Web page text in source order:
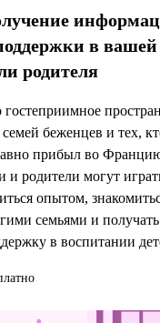
в вашей
родителя
гостеприимное
семей беженцев и тех,
прибыл во
и родители могут
опытом,
семьями и получать
в воспитании